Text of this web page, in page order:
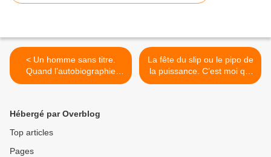
< Un homme sans titre.
Quand l’autobiographie
rencontre la mémoire de
La fête du slip ou le pipo de
la puissance. C’est moi qui
a la plus grande, la la lère !
Hébergé par Overblog
Top articles
Pages